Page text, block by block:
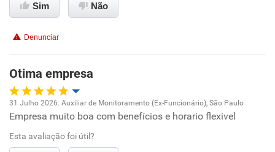
Benefícios
Sim Não
Denunciar
Otima empresa
Oportunidade de promoção
Ambiente de trabalho
31 Julho 2026. Auxiliar de Monitoramento (Ex-Funcionário), São Paulo
Empresa muito boa com benefícios e horario flexivel
Esta avaliação foi útil?